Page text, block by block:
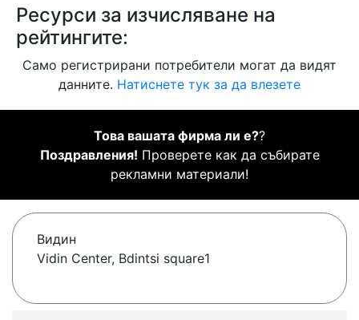
Ресурси за изчисляване на
рейтингите:
Само регистрирани потребители могат да видят
данните. Натиснете тук за да влезете
Това вашата фирма ли е??
Поздравления! Проверете как да събирате
рекламни материали!
Видин
Vidin Center, Bdintsi square1